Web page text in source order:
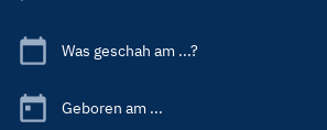
Was geschah am ...?
Geboren am ...